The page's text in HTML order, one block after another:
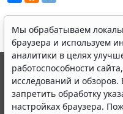
Мы обрабатываем
браузера и используем
аналитики в целях
работоспособности
исследований и
запретить обработку
настройках браузера.
© ООО "НПП "ГАРАНТ-
выпускается с 1990
являются участниками